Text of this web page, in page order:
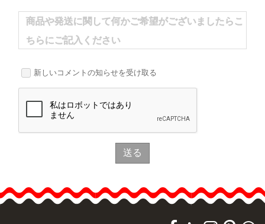
商品や発送に関して何かご希望がございましたらこ
ちらにご記入ください
新しいコメントの知らせを受け取る
送る